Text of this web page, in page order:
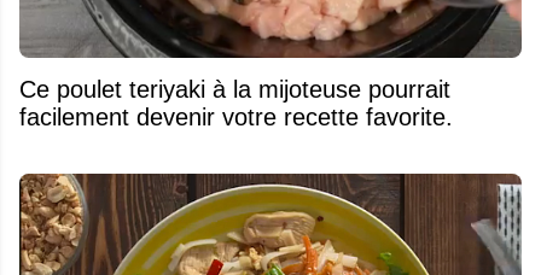
Ce poulet teriyaki à la mijoteuse pourrait
facilement devenir votre recette favorite.